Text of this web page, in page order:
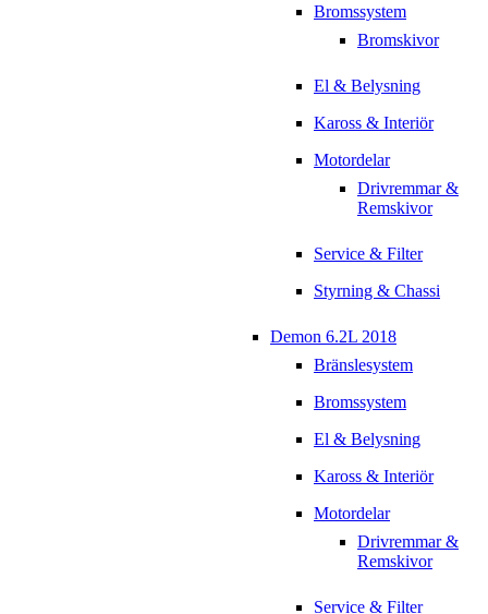
Bromssystem
Bromskivor
El & Belysning
Kaross & Interiör
Motordelar
Drivremmar &
Remskivor
Service & Filter
Styrning & Chassi
Demon 6.2L 2018
Bränslesystem
Bromssystem
El & Belysning
Kaross & Interiör
Motordelar
Drivremmar &
Remskivor
Service & Filter